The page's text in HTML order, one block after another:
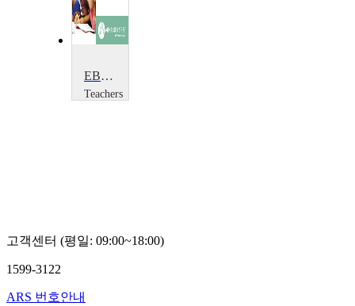
EBD: Transforming Lives
Teachers
고객센터 (평일: 09:00~18:00)
1599-3122
ARS 번호안내